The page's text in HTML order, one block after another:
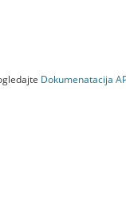
Dokumenаtаcijа